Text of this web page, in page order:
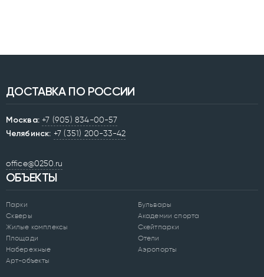
ДОСТАВКА ПО РОССИИ
Москва: +7 (905) 834-00-57
Челябинск: +7 (351) 200-33-42
office@0250.ru
ОБЪЕКТЫ
Парки
Скверы
Жилые комплексы
Площади
Набережные
Арт-объекты
Бульвары
Академии спорта
Скейтпарки
Отели
Аэропорты